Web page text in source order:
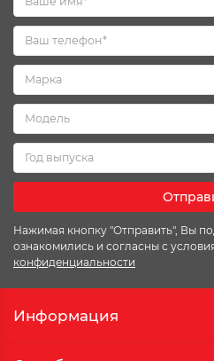
Нажимая кнопку "Отправить", Вы
ознакомились и согласны с
конфиденциальности
Информация